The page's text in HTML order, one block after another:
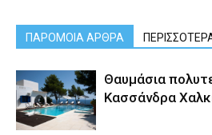
ΠΑΡΟΜΟΙΑ ΑΡΘΡΑ
Θαυμάσια
Κασσάνδρα